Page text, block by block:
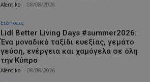
Afentiko 08/08/2026
Ειδήσεις
Lidl Better Living Days #summer2026:
Ένα μοναδικό ταξίδι ευεξίας, γεμάτο
γεύση, ενέργεια και χαμόγελα σε όλη
την Κύπρο
Afentiko 08/08/2026